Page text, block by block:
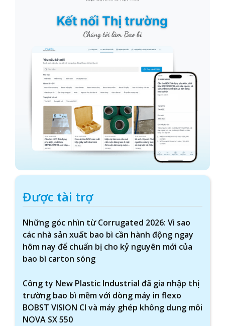
Được tài trợ
Những góc nhìn từ Corrugated 2026: Vì sao
các nhà sản xuất bao bì cần hành động ngay
hôm nay để chuẩn bị cho kỷ nguyên mới của
bao bì carton sóng
Công ty New Plastic Industrial đã gia nhập thị
trường bao bì mềm với dòng máy in flexo
BOBST VISION CI và máy ghép không dung môi
NOVA SX 550